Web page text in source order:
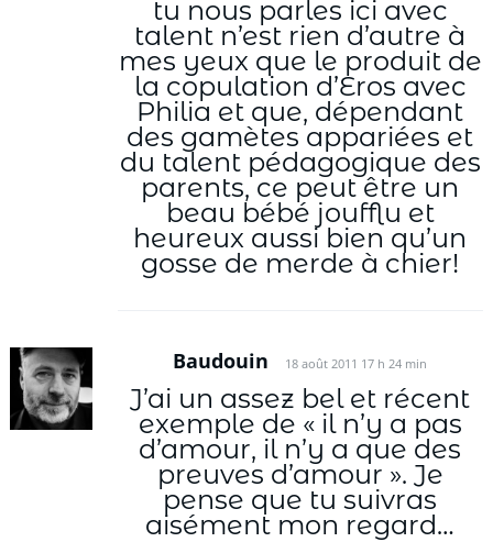
tu nous parles ici avec
talent n’est rien d’autre à
mes yeux que le produit de
la copulation d’Eros avec
Philia et que, dépendant
des gamètes appariées et
du talent pédagogique des
parents, ce peut être un
beau bébé joufflu et
heureux aussi bien qu’un
gosse de merde à chier!
Baudouin 18 août 2011 17 h 24 min
J’ai un assez bel et récent
exemple de « il n’y a pas
d’amour, il n’y a que des
preuves d’amour ». Je
pense que tu suivras
aisément mon regard…